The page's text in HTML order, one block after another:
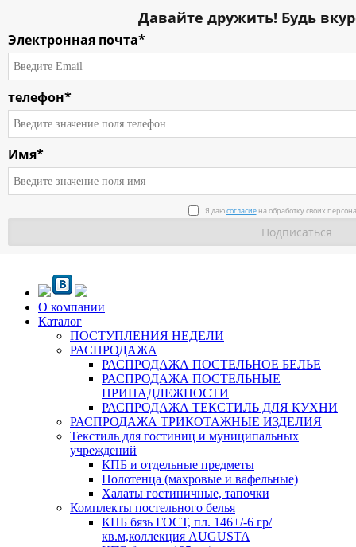
Давайте дружить! Будь
Электронная почта*
телефон*
Имя*
Я даюсогласиена обработку своих
О компании
Каталог
ПОСТУПЛЕНИЯ НЕДЕЛИ
РАСПРОДАЖА
РАСПРОДАЖА ПОСТЕЛЬНОЕ БЕЛЬЕ
РАСПРОДАЖА ПОСТЕЛЬНЫЕ
ПРИНАДЛЕЖНОСТИ
РАСПРОДАЖА ТЕКСТИЛЬ ДЛЯ КУХНИ
РАСПРОДАЖА ТРИКОТАЖНЫЕ ИЗДЕЛИЯ
Текстиль для гостиниц и муниципальных
учреждений
КПБ и отдельные предметы
Полотенца (махровые и вафельные)
Халаты гостиничные, тапочки
Комплекты постельного белья
КПБ бязь ГОСТ, пл. 146+/-6 гр/
кв.м,коллекция AUGUSTA